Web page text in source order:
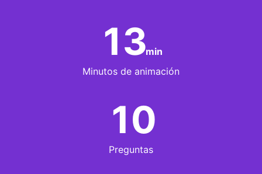
13min
Minutos de animación
10
Preguntas